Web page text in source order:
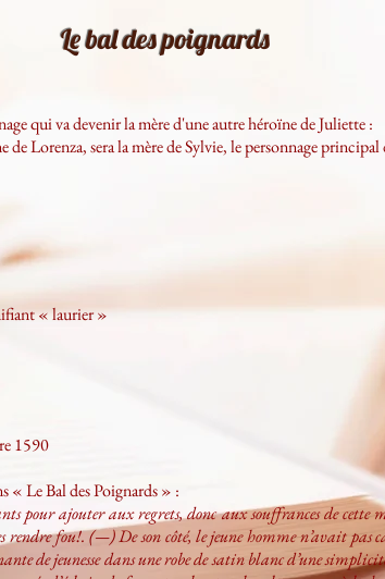
Le bal des poignards
qui va devenir la mère d'une autre héroïne de Juliette :
Lorenza, sera la mère de Sylvie, le personnage principal
« laurier »
1590
« Le Bal des Poignards » :
pour ajouter aux regrets, donc aux souffrances de
rendre fou!. (—) De son côté, le jeune homme n’avait pas
de jeunesse dans une robe de satin blanc d’une